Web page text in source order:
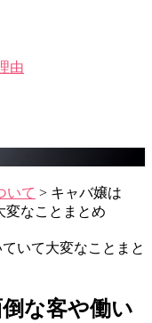
由
いて > キャバ嬢は
変なことまとめ
いて大変なことまと
な客や働い